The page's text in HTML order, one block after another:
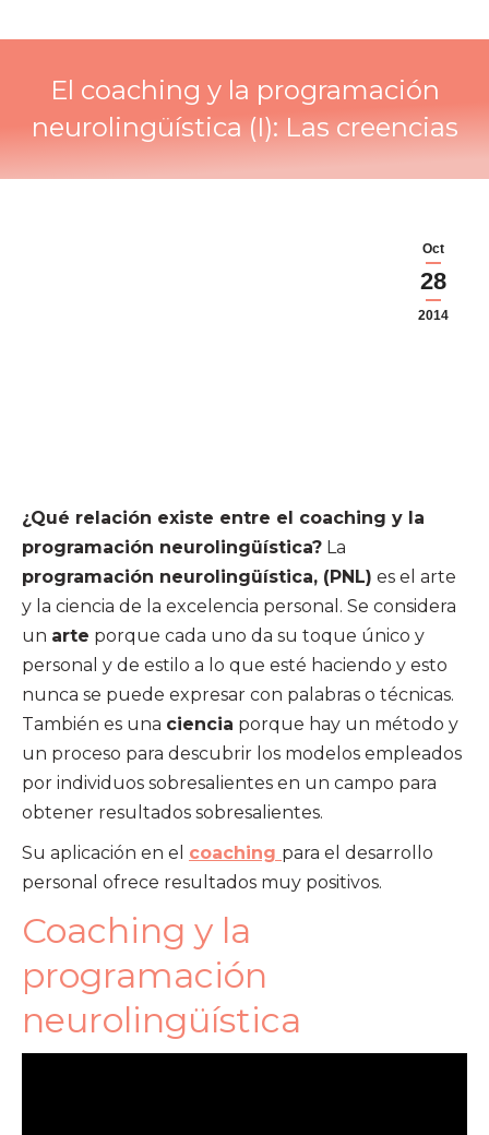
El coaching y la programación
neurolingüística (I): Las creencias
Oct
28
2014
¿Qué relación existe entre el coaching y la
programación neurolingüística? La
programación neurolingüística, (PNL) es el arte
y la ciencia de la excelencia personal. Se considera
un arte porque cada uno da su toque único y
personal y de estilo a lo que esté haciendo y esto
nunca se puede expresar con palabras o técnicas.
También es una ciencia porque hay un método y
un proceso para descubrir los modelos empleados
por individuos sobresalientes en un campo para
obtener resultados sobresalientes.
Su aplicación en el coaching para el desarrollo
personal ofrece resultados muy positivos.
Coaching y la
programación
neurolingüística